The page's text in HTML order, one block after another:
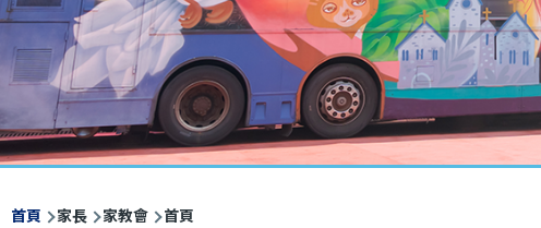
導
首頁 家長 家教會 首頁